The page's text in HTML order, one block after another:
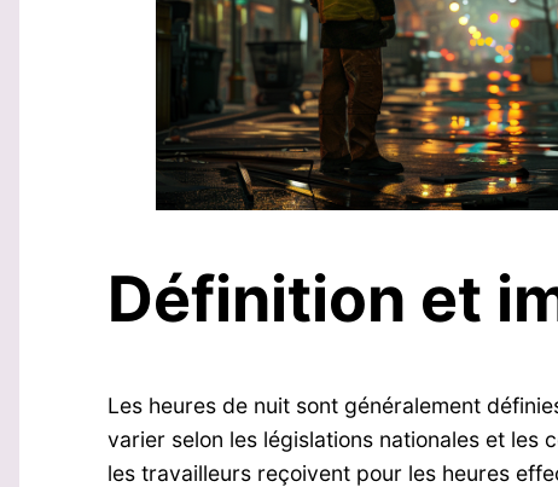
Définition et
Les heures de nuit sont généralement
varier selon les législations nationales et les
les travailleurs reçoivent pour les heures